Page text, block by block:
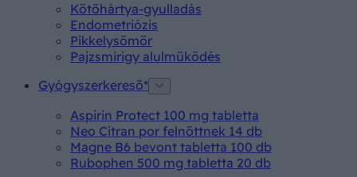
Kötőhártya-gyulladás
Endometriózis
Pikkelysömör
Pajzsmirigy alulműködés
Gyógyszerkereső*
Aspirin Protect 100 mg tabletta
Neo Citran por felnőttnek 14 db
Magne B6 bevont tabletta 100 db
Rubophen 500 mg tabletta 20 db